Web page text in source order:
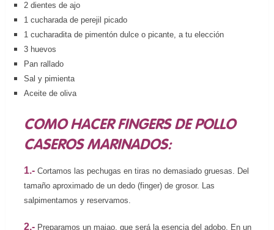
2 dientes de ajo
1 cucharada de perejil picado
1 cucharadita de pimentón dulce o picante, a tu elección
3 huevos
Pan rallado
Sal y pimienta
Aceite de oliva
COMO HACER FINGERS DE POLLO
CASEROS MARINADOS:
1.-Cortamos las pechugas en tiras no demasiado gruesas. Del
tamaño aproximado de un dedo (finger) de grosor. Las
salpimentamos y reservamos.
2.-Preparamos un majao, que será la esencia del adobo. En un